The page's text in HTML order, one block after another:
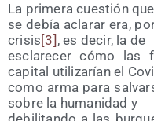
La pri­me­ra cues­tión que
se debía acla­rar era,
cri­sis [3] , es decir, la de
escla­re­cer cómo las
capi­tal uti­li­za­rían el
como arma para
sobre la huma­ni­dad y